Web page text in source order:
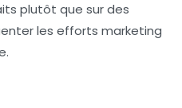
plutôt que sur des
les efforts marketing